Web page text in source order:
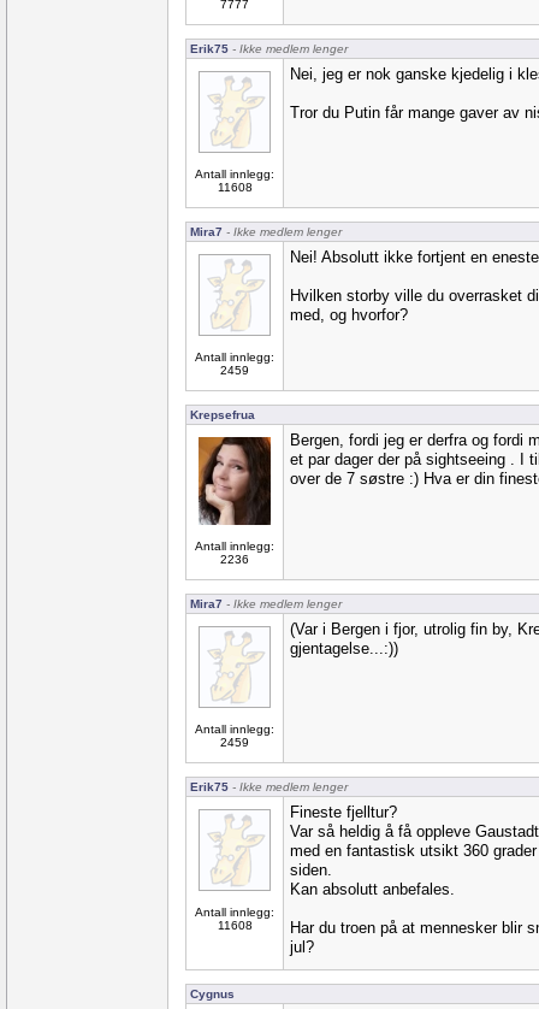
7777
Erik75 - Ikke medlem lenger
Antall innlegg:
11608
Nei, jeg er nok ganske kjedelig i
Tror du Putin får mange gaver av
Mira7 - Ikke medlem lenger
Antall innlegg:
2459
Nei! Absolutt ikke fortjent en
Hvilken storby ville du overrasket
med, og hvorfor?
Krepsefrua
Antall innlegg:
2236
Bergen, fordi jeg er derfra og fordi
et par dager der på sightseeing . I
over de 7 søstre :) Hva er din
Mira7 - Ikke medlem lenger
Antall innlegg:
2459
(Var i Bergen i fjor, utrolig fin by,
gjentagelse...:))
Erik75 - Ikke medlem lenger
Antall innlegg:
11608
Fineste fjelltur?
Var så heldig å få oppleve
med en fantastisk utsikt 360
siden.
Kan absolutt anbefales.
Har du troen på at mennesker blir
jul?
Cygnus